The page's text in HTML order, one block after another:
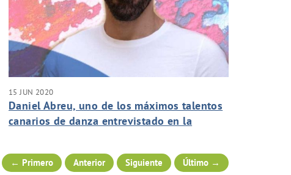
15 JUN 2020
Daniel Abreu, uno de los máximos talentos
canarios de danza entrevistado en la
← Primero Anterior Siguiente Último →